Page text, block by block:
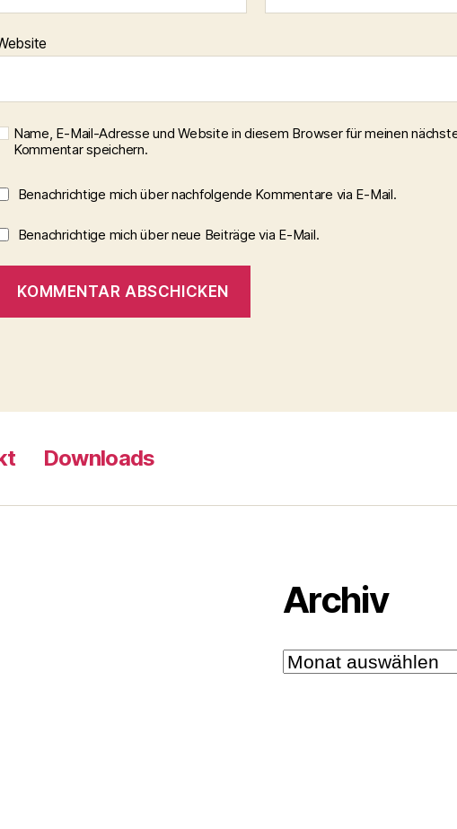
Name, E-Mail-Adresse und Website in diesem Browser für meinen
Kommentar speichern.
Benachrichtige mich über nachfolgende Kommentare via E-Mail.
Benachrichtige mich über neue Beiträge via E-Mail.
Downloads
Archiv
Archiv